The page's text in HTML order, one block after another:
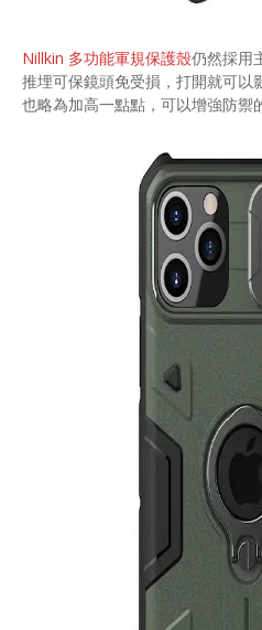
Nillkin 多功能軍規保護殼仍然採用
推埋可保鏡頭免受損，打開就可以
也略為加高一點點，可以增強防禦